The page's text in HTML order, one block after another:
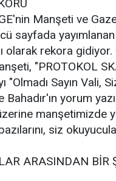
Manşeti ve
sayfada
olarak rekora
"PROTOKOL
"Olmadı Sayın Vali,
yorum
manşetimizde
siz
ARASINDAN BİR